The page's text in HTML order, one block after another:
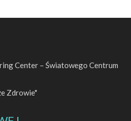
Center – Światowego Centrum
Zdrowie"